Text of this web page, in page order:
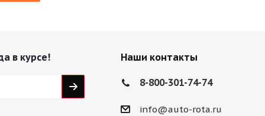
в курсе! Наши контакты
8-800-301-74-74
info@auto-rota.ru